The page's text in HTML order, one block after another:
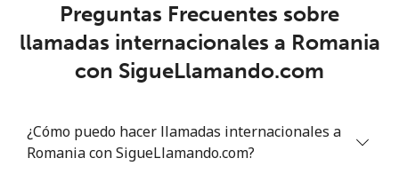
Preguntas Frecuentes sobre
llamadas internacionales a Romania
con SigueLlamando.com
¿Cómo puedo hacer llamadas internacionales a
Romania con SigueLlamando.com?